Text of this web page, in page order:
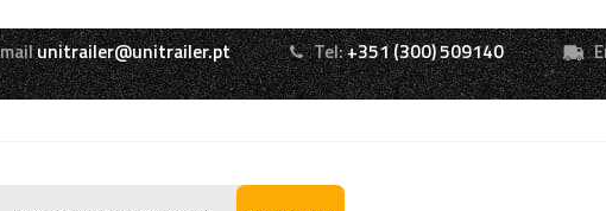
unitrailer@unitrailer.pt Tel:+351 (300) 509140